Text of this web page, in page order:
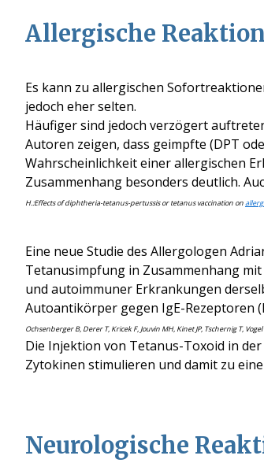
Allergische
Es kann zu allergischen
jedoch eher selten.
Häufiger sind jedoch verzögert
Autoren zeigen, dass geimpfte (DPT
Wahrscheinlichkeit einer allergischen
Zusammenhang besonders deutlich.
H.:Effects of diphtheria-tetanus-pertussis or tetanus vaccination on
Eine neue Studie des Allergologen
Tetanusimpfung in Zusammenhang
und autoimmuner Erkrankungen
Autoantikörper gegen IgE-Rezeptoren
Ochsenberger B, Derer T, Kricek F, Jouvin MH, Kinet JP, Tschernig T,
Die Injektion von Tetanus-Toxoid in
Zytokinen stimulieren und damit zu
Neurologische